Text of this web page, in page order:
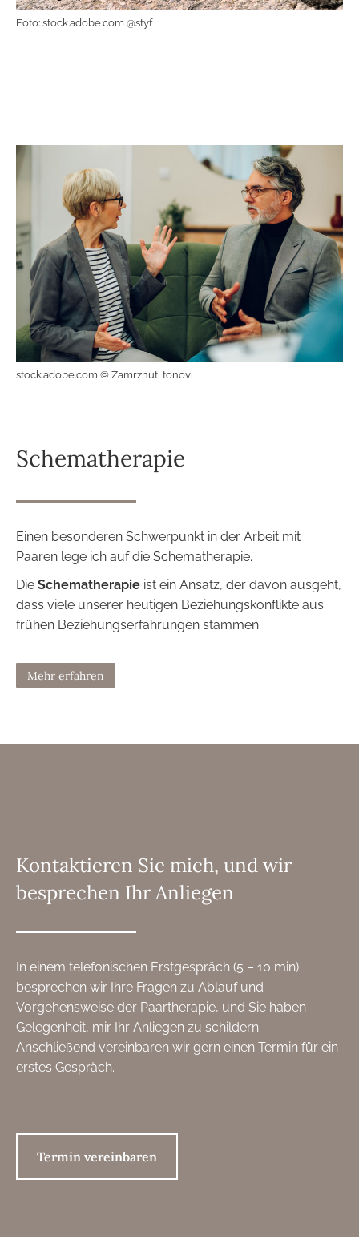
Foto: stock.adobe.com @styf
stock.adobe.com © Zamrznuti tonovi
Schematherapie
Einen besonderen Schwerpunkt in der Arbeit mit
Paaren lege ich auf die Schematherapie.
Die Schematherapie ist ein Ansatz, der davon ausgeht,
dass viele unserer heutigen Beziehungskonflikte aus
frühen Beziehungserfahrungen stammen.
Mehr erfahren
Kontaktieren Sie mich, und wir
besprechen Ihr Anliegen
In einem telefonischen Erstgespräch (5 – 10 min)
besprechen wir Ihre Fragen zu Ablauf und
Vorgehensweise der Paartherapie, und Sie haben
Gelegenheit, mir Ihr Anliegen zu schildern.
Anschließend vereinbaren wir gern einen Termin für ein
erstes Gespräch.
Termin vereinbaren